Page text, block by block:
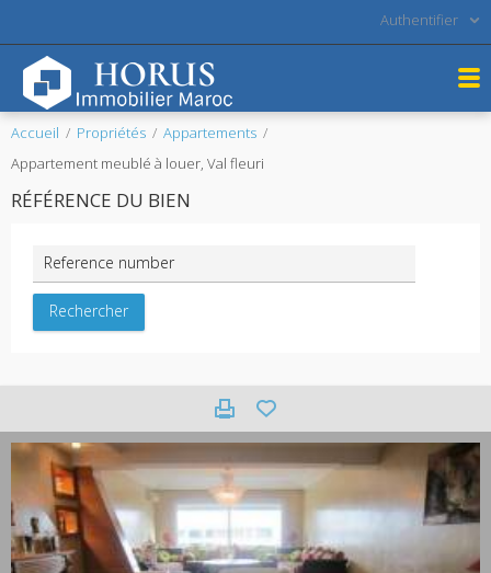
Authentifier
Accueil Propriétés
Appartements
Appartement meublé à louer, Val fleuri
RÉFÉRENCE DU BIEN